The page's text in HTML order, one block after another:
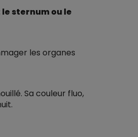
sternum ou le
les organes
Sa couleur fluo,